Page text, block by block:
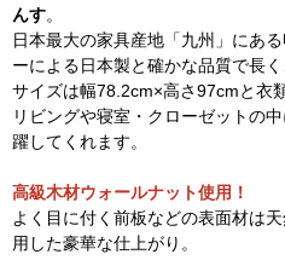
んす。
日本最大の家具産地「九州」にあ
ーによる日本製と確かな品質で長く
サイズは幅78.2cm×高さ97cmと衣
リビングや寝室・クローゼットの
躍してくれます。
高級木材ウォールナット使用！
よく目に付く前板などの表面材は
用した豪華な仕上がり。